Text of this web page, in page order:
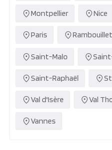
Montpellier Nice
Paris Rambouillet
Saint-Malo
Saint-Raphaël
Val d'Isère Val
Vannes